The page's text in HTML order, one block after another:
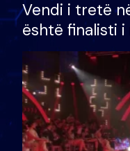
Vendi i tretë
është finalisti